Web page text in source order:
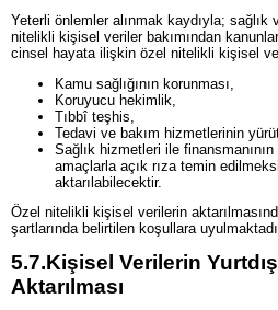
Yeterli önlemler alınmak kaydıyla; sağlık
nitelikli kişisel veriler bakımından
cinsel hayata ilişkin özel nitelikli kişisel
Kamu sağlığının korunması,
Koruyucu hekimlik,
Tıbbî teşhis,
Tedavi ve bakım hizmetlerinin
Sağlık hizmetleri ile
amaçlarla açık rıza temin
aktarılabilecektir.
Özel nitelikli kişisel verilerin
şartlarında belirtilen koşullara
5.7.Kişisel Verilerin
Aktarılması